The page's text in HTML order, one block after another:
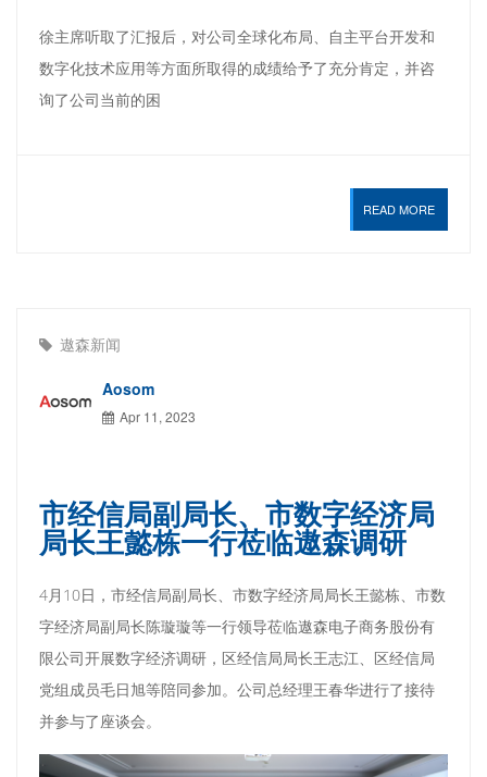
徐主席听取了汇报后，对公司全球化布局、自主平台开发和
数字化技术应用等方面所取得的成绩给予了充分肯定，并咨
询了公司当前的困
READ MORE
遨森新闻
Aosom
Apr 11, 2023
市经信局副局长、市数字经济局
局长王懿栋一行莅临遨森调研
4月10日，市经信局副局长、市数字经济局局长王懿栋、市数
字经济局副局长陈璇璇等一行领导莅临遨森电子商务股份有
限公司开展数字经济调研，区经信局局长王志江、区经信局
党组成员毛日旭等陪同参加。公司总经理王春华进行了接待
并参与了座谈会。